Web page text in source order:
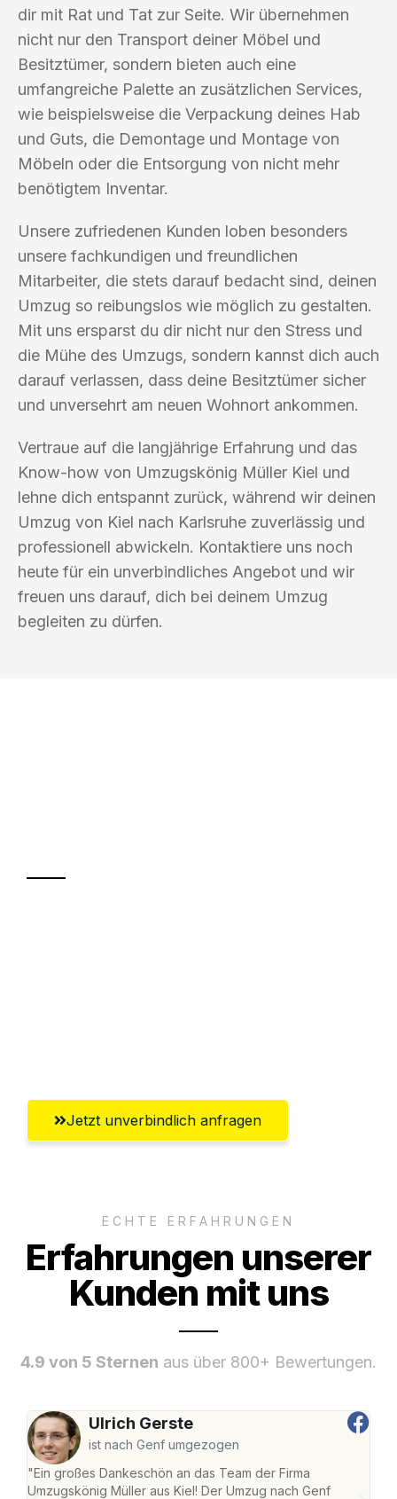
dir mit Rat und Tat zur Seite. Wir übernehmen
nicht nur den Transport deiner Möbel und
Besitztümer, sondern bieten auch eine
umfangreiche Palette an zusätzlichen Services,
wie beispielsweise die Verpackung deines Hab
und Guts, die Demontage und Montage von
Möbeln oder die Entsorgung von nicht mehr
benötigtem Inventar.
Unsere zufriedenen Kunden loben besonders
unsere fachkundigen und freundlichen
Mitarbeiter, die stets darauf bedacht sind, deinen
Umzug so reibungslos wie möglich zu gestalten.
Mit uns ersparst du dir nicht nur den Stress und
die Mühe des Umzugs, sondern kannst dich auch
darauf verlassen, dass deine Besitztümer sicher
und unversehrt am neuen Wohnort ankommen.
Vertraue auf die langjährige Erfahrung und das
Know-how von Umzugskönig Müller Kiel und
lehne dich entspannt zurück, während wir deinen
Umzug von Kiel nach Karlsruhe zuverlässig und
professionell abwickeln. Kontaktiere uns noch
heute für ein unverbindliches Angebot und wir
freuen uns darauf, dich bei deinem Umzug
begleiten zu dürfen.
Jetzt unverbindlich anfragen
ECHTE ERFAHRUNGEN
Erfahrungen unserer
Kunden mit uns
4.9 von 5 Sternen aus über 800+ Bewertungen.
Ulrich Gerste
ist nach Genf umgezogen
"Ein großes Dankeschön an das Team der Firma
Umzugskönig Müller aus Kiel! Der Umzug nach Genf